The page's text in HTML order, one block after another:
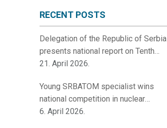
RECENT POSTS
Delegation of the Republic of Serbia
presents national report on Tenth
Review Meeting of the Contracting
Safety
21. April 2026.
Young SRBATOM specialist wins
national competition in nuclear
innovations
6. April 2026.